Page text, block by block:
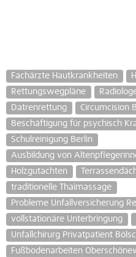
Fachärzte Hautkrankheiten
Rettungswegpläne
Datrenrettung
Circumcision
Beschäftigung für psychisch
Schulreinigung Berlin
Ausbildung von
Holzgutachten
traditionelle Thaimassage
Probleme Unfallversicherung
vollstationäre Unterbringung
Unfallchirurg Privatpatient
Fußbodenarbeiten